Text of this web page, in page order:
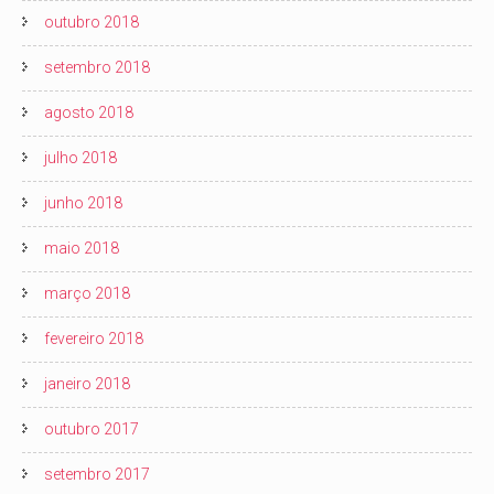
outubro 2018
setembro 2018
agosto 2018
julho 2018
junho 2018
maio 2018
março 2018
fevereiro 2018
janeiro 2018
outubro 2017
setembro 2017